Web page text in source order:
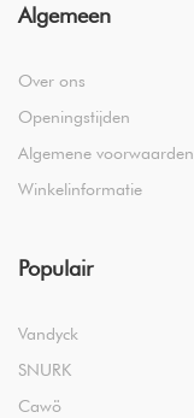
Algemeen
Over ons
Openingstijden
Algemene voorwaarden
Winkelinformatie
Populair
Vandyck
SNURK
Cawö